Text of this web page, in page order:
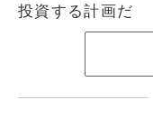
投資する計画だ